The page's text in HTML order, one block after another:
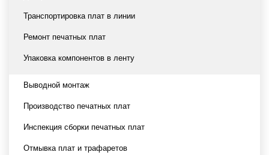
Транспортировка плат в линии
Ремонт печатных плат
Упаковка компонентов в ленту
Выводной монтаж
Производство печатных плат
Инспекция сборки печатных плат
Отмывка плат и трафаретов